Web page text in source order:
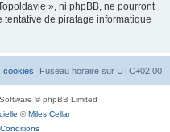
», ni phpBB, ne pourront
de piratage informatique
Fuseau horaire sur UTC+02:00
cookies
© phpBB Limited
©Miles Cellar
Conditions